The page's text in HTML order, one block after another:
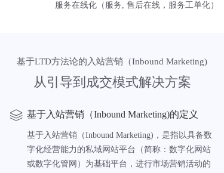
服务在线化（服务, 售后在线，服务工单化）
从引导到成交模式解决方案
基于入站营销（Inbound Marketing)的定义
基于入站营销（Inbound Marketing)，是指以具备数
字化经营能力的私域网站平台（简称：数字化网站
或数字化管网）为基础平台，进行市场营销活动的
基于LTD方法论的入站营销（Inbound Marketing)